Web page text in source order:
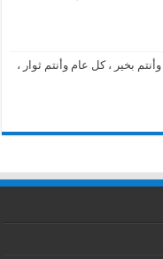
بخير ، كل عام وأنتم ثوار ،